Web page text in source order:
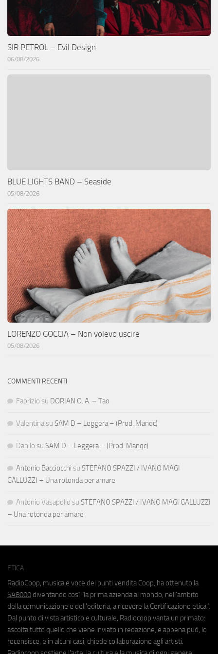
SIR PETROL – Evil Design
06/08/2026
BLUE LIGHTS BAND – Seaside
05/08/2026
LORENZO GOCCIA – Non volevo uscire
05/08/2026
COMMENTI RECENTI
Fabrizio su DORIAN O. A. – Tao
Valentina su SAM D – Leggera – (Prod. Manqc)
Danilo su SAM D – Leggera – (Prod. Manqc)
Antonio Bacciocchi su STEFANO SPAZZI / IVANO MAGI
GALLUZZI – Una rotonda per amare
Antonio Vasapollo su STEFANO SPAZZI / IVANO MAGI GALLUZZI
– Una rotonda per amare
ETICA
RadioCoop, musica e voce dei punti vendita Coop, ha ottenuto la
SA8000 diventando così "la prima azienda al mondo, nell'ambito
della comunicazione e dell'editoria, a ricevere la Certificazione etica".
Dal punto di vista artistico e culturale, Radiocoop vanta un primato:
ascolta tutto quello che viene inviato in redazione, e appena può, lo
recensisce, e in alcuni casi, chiede collaborazione agli artisti.